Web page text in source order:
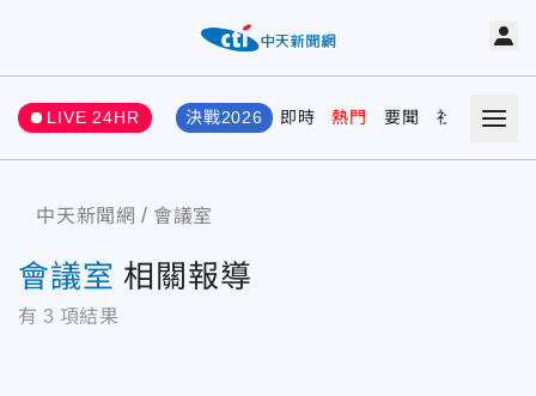
LIVE 24HR 決戰2026 即時 熱門 要聞 社會 娛樂
中天新聞網 會議室
會議室 相關報導
有 3 項結果